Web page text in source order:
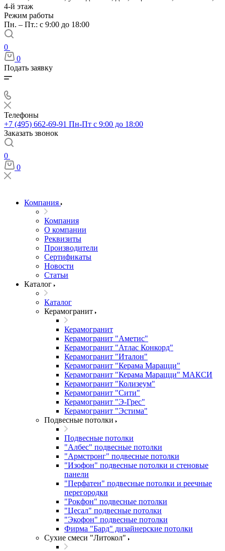
4-й этаж
Режим работы
Пн. – Пт.: с 9:00 до 18:00
0
0
Подать заявку
Телефоны
+7 (495) 662-69-91 Пн-Пт c 9:00 до 18:00
Заказать звонок
0
0
Компания
Компания
О компании
Реквизиты
Производители
Сертификаты
Новости
Статьи
Каталог
Каталог
Керамогранит
Керамогранит
Керамогранит "Аметис"
Керамогранит "Атлас Конкорд"
Керамогранит "Италон"
Керамогранит "Керама Марацци"
Керамогранит "Керама Марацци" МАКСИ
Керамогранит "Колизеум"
Керамогранит "Сити"
Керамогранит "Э-Грес"
Керамогранит "Эстима"
Подвесные потолки
Подвесные потолки
"Албес" подвесные потолки
"Армстронг" подвесные потолки
"Изофон" подвесные потолки и стеновые
панели
"Перфатен" подвесные потолки и реечные
перегородки
"Рокфон" подвесные потолки
"Цесал" подвесные потолки
"Экофон" подвесные потолки
Фирма "Бард" дизайнерские потолки
Сухие смеси "Литокол"